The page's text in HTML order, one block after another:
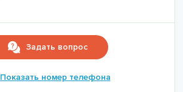
Задать вопрос
Показать номер телефона